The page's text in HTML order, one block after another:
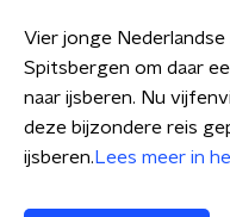
Vier jonge
Spitsbergen om daar
naar ijsberen. Nu
deze bijzondere reis
ijsberen. Lees meer in